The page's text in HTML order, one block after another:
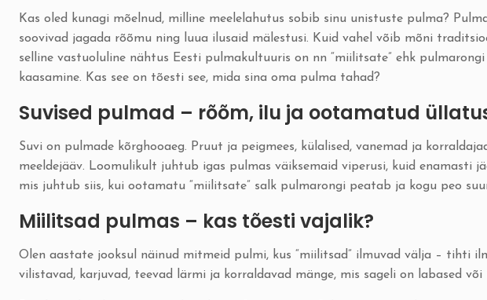
Kas oled kunagi mõelnud, milline meelelahutus sobib sinu unistuste pulma?
soovivad jagada rõõmu ning luua ilusaid mälestusi. Kuid vahel võib mõni
selline vastuoluline nähtus Eesti pulmakultuuris on nn “miilitsate” ehk
kaasamine. Kas see on tõesti see, mida sina oma pulma tahad?
Suvised pulmad – rõõm, ilu ja ootamatud
Suvi on pulmade kõrghooaeg. Pruut ja peigmees, külalised, vanemad ja
meeldejääv. Loomulikult juhtub igas pulmas väiksemaid viperusi, kuid enamasti
mis juhtub siis, kui ootamatu “miilitsate” salk pulmarongi peatab ja kogu peo
Miilitsad pulmas – kas tõesti vajalik?
Olen aastate jooksul näinud mitmeid pulmi, kus “miilitsad” ilmuvad välja – tihti
vilistavad, karjuvad, teevad lärmi ja korraldavad mänge, mis sageli on labased või